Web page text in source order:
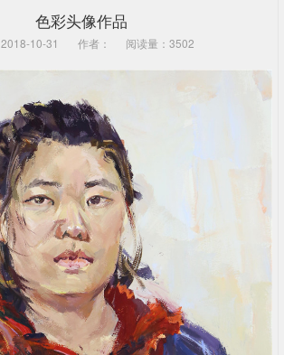
色彩头像作品
10-31 作者： 阅读量：3502